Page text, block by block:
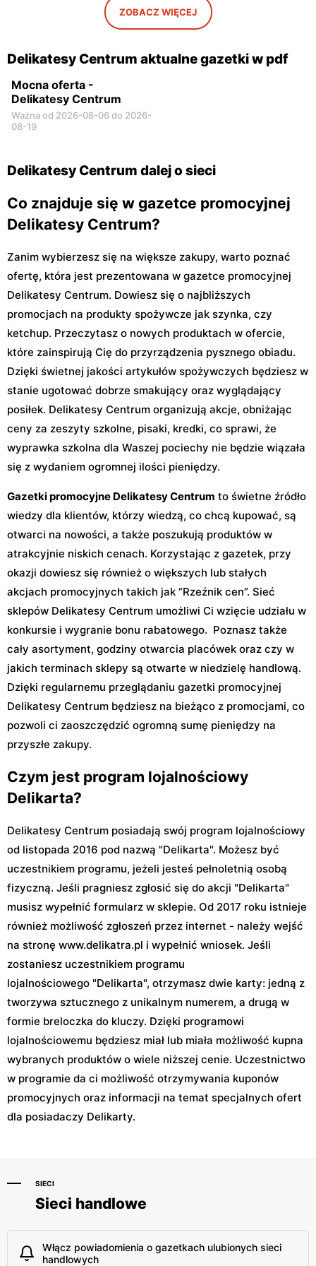
ZOBACZ WIĘCEJ
Delikatesy Centrum aktualne gazetki w pdf
Mocna oferta -
Delikatesy Centrum
Ważna od 2026-08-06 do 2026-
08-19
Delikatesy Centrum dalej o sieci
Co znajduje się w gazetce promocyjnej
Delikatesy Centrum?
Zanim wybierzesz się na większe zakupy, warto poznać
ofertę, która jest prezentowana w gazetce promocyjnej
Delikatesy Centrum. Dowiesz się o najbliższych
promocjach na produkty spożywcze jak szynka, czy
ketchup. Przeczytasz o nowych produktach w ofercie,
które zainspirują Cię do przyrządzenia pysznego obiadu.
Dzięki świetnej jakości artykułów spożywczych będziesz w
stanie ugotować dobrze smakujący oraz wyglądający
posiłek. Delikatesy Centrum organizują akcje, obniżając
ceny za zeszyty szkolne, pisaki, kredki, co sprawi, że
wyprawka szkolna dla Waszej pociechy nie będzie wiązała
się z wydaniem ogromnej ilości pieniędzy.
Gazetki promocyjne Delikatesy Centrum to świetne źródło
wiedzy dla klientów, którzy wiedzą, co chcą kupować, są
otwarci na nowości, a także poszukują produktów w
atrakcyjnie niskich cenach. Korzystając z gazetek, przy
okazji dowiesz się również o większych lub stałych
akcjach promocyjnych takich jak “Rzeźnik cen”. Sieć
sklepów Delikatesy Centrum umożliwi Ci wzięcie udziału w
konkursie i wygranie bonu rabatowego. Poznasz także
cały asortyment, godziny otwarcia placówek oraz czy w
jakich terminach sklepy są otwarte w niedzielę handlową.
Dzięki regularnemu przeglądaniu gazetki promocyjnej
Delikatesy Centrum będziesz na bieżąco z promocjami, co
pozwoli ci zaoszczędzić ogromną sumę pieniędzy na
przyszłe zakupy.
Czym jest program lojalnościowy
Delikarta?
Delikatesy Centrum posiadają swój program lojalnościowy
od listopada 2016 pod nazwą "Delikarta". Możesz być
uczestnikiem programu, jeżeli jesteś pełnoletnią osobą
fizyczną. Jeśli pragniesz zgłosić się do akcji "Delikarta"
musisz wypełnić formularz w sklepie. Od 2017 roku istnieje
również możliwość zgłoszeń przez internet - należy wejść
na stronę www.delikatra.pl i wypełnić wniosek. Jeśli
zostaniesz uczestnikiem programu
lojalnościowego "Delikarta", otrzymasz dwie karty: jedną z
tworzywa sztucznego z unikalnym numerem, a drugą w
formie breloczka do kluczy. Dzięki programowi
lojalnościowemu będziesz miał lub miała możliwość kupna
wybranych produktów o wiele niższej cenie. Uczestnictwo
w programie da ci możliwość otrzymywania kuponów
promocyjnych oraz informacji na temat specjalnych ofert
dla posiadaczy Delikarty.
SIECI
Sieci handlowe
Włącz powiadomienia o gazetkach ulubionych sieci
handlowych